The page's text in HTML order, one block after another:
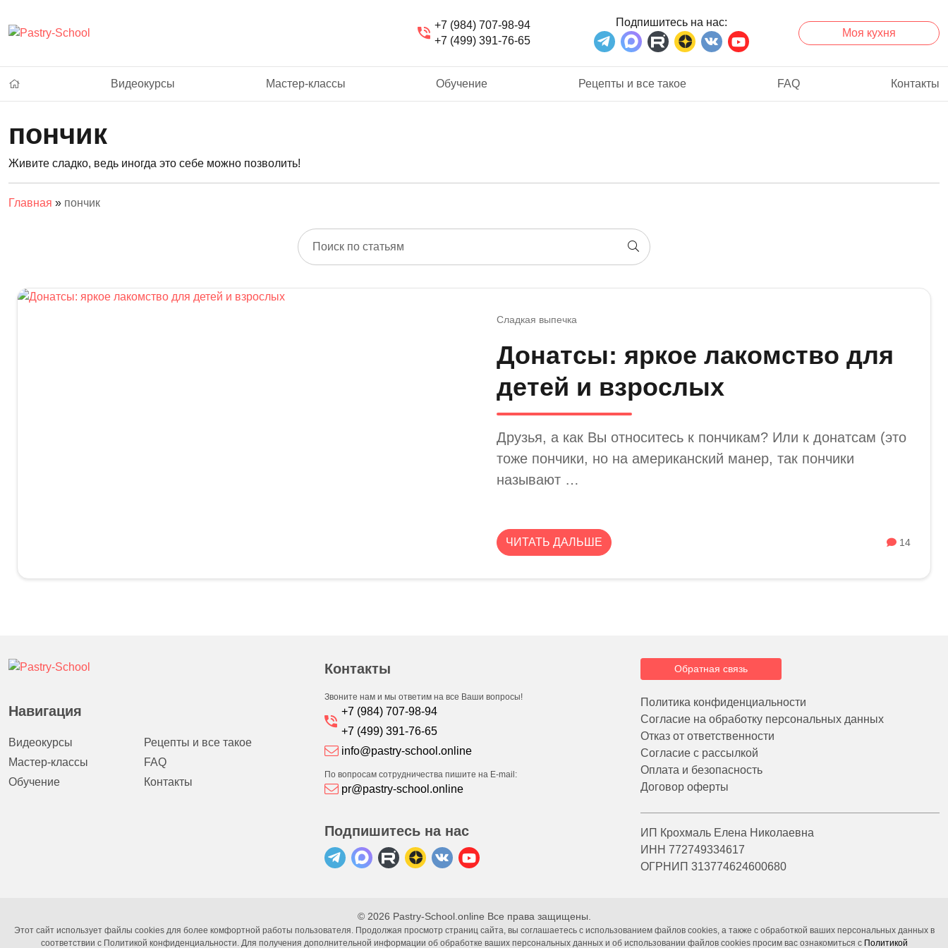
+7 (984) 707-98-94
+7 (499) 391-76-65
Подпишитесь на нас
Моя кухня
Видеокурсы Мастер-классы Обучение Рецепты и все такое FAQ Контакты
пончик
Живите сладко, ведь иногда это себе можно позволить!
Главная » пончик
Поиск по статьям
Сладкая выпечка
Донатсы: яркое лакомство для
детей и взрослых
Друзья, а как Вы относитесь к пончикам? Или к донатсам (это
тоже пончики, но на американский манер, так пончики
называют …
ЧИТАТЬ ДАЛЬШЕ 14
Навигация
Видеокурсы
Мастер-классы
Обучение
Рецепты и все такое
FAQ
Контакты
Контакты
Звоните нам и мы ответим на все Ваши вопросы!
+7 (984) 707-98-94
+7 (499) 391-76-65
info@pastry-school.online
По вопросам сотрудничества пишите на E-mail:
pr@pastry-school.online
Подпишитесь на нас
Обратная связь
Политика конфиденциальности
Согласие на обработку персональных данных
Отказ от ответственности
Согласие с рассылкой
Оплата и безопасность
Договор оферты
ИП Крохмаль Елена Николаевна
ИНН 772749334617
ОГРНИП 313774624600680
© 2026 Pastry-School.online Все права защищены.
Этот сайт использует файлы cookies для более комфортной работы пользователя. Продолжая просмотр страниц сайта, вы соглашаетесь с использованием файлов cookies, а также с обработкой ваших персональных данных в
соответствии с Политикой конфиденциальности. Для получения дополнительной информации об обработке ваших персональных данных и об использовании файлов cookies просим вас ознакомиться с Политикой